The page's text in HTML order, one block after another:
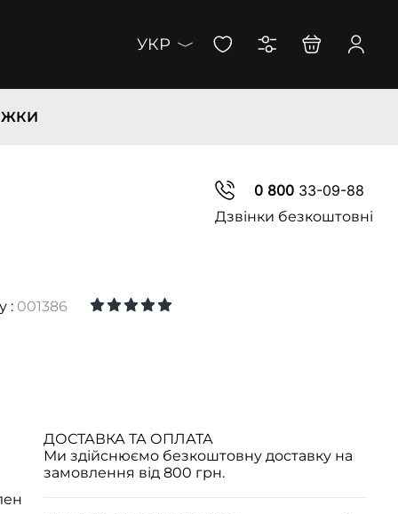
УКР
0 80033-09-88
Дзвінки безкоштовні
: 001386
ДОСТАВКА ТА ОПЛАТА
Ми здійснюємо безкоштовну доставку на
замовлення від 800 грн.